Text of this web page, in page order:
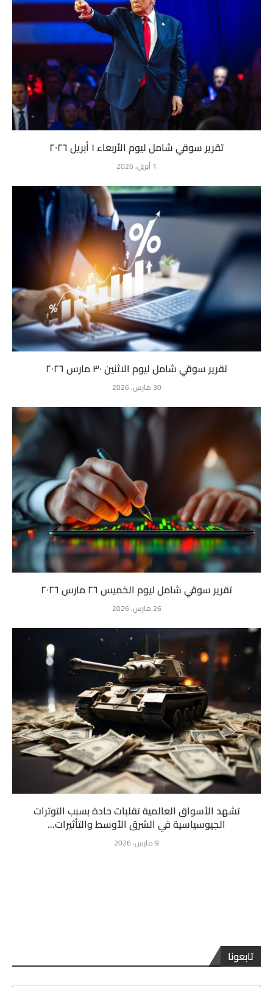
تقرير سوقي شامل ليوم الأربعاء ١ أبريل ٢٠٢٦
1 أبريل، 2026
تقرير سوقي شامل ليوم الاثنين ٣٠ مارس ٢٠٢٦
30 مارس، 2026
تقرير سوقي شامل ليوم الخميس ٢٦ مارس ٢٠٢٦
26 مارس، 2026
تشهد الأسواق العالمية تقلبات حادة بسبب التوترات
الجيوسياسية في الشرق الأوسط والتأثيرات...
9 مارس، 2026
تابعونا